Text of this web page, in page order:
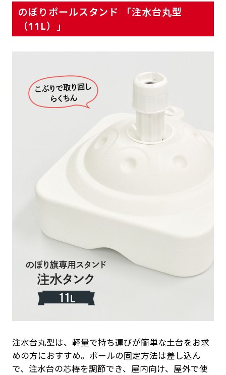
のぼりポールスタンド 「注水台丸型
（11L）」
注水台丸型は、軽量で持ち運びが簡単な土台をお求
めの方におすすめ。ポールの固定方法は差し込ん
で、注水台の芯棒を調節でき、屋内向け、屋外で使